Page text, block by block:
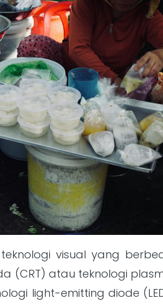
visual yang
(CRT) atau teknologi
light-emitting diode